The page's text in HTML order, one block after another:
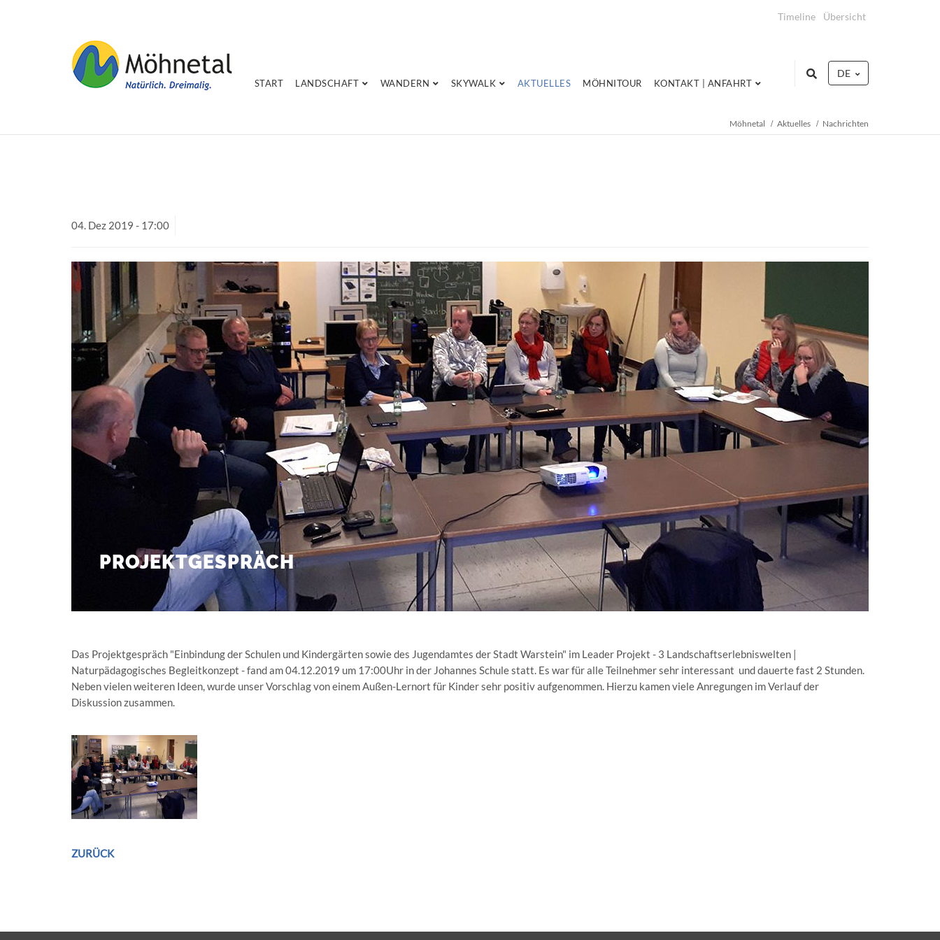
Timeline Übersicht
START LANDSCHAFT WANDERN SKYWALK AKTUELLES MÖHNITOUR KONTAKT | ANFAHRT
DE
Möhnetal Aktuelles Nachrichten
04. Dez 2019 - 17:00
PROJEKTGESPRÄCH
Das Projektgespräch "Einbindung der Schulen und Kindergärten sowie des Jugendamtes der Stadt Warstein" im Leader Projekt - 3 Landschaftserlebniswelten |
Naturpädagogisches Begleitkonzept - fand am 04.12.2019 um 17:00Uhr in der Johannes Schule statt. Es war für alle Teilnehmer sehr interessant und dauerte fast 2 Stunden.
Neben vielen weiteren Ideen, wurde unser Vorschlag von einem Außen-Lernort für Kinder sehr positiv aufgenommen. Hierzu kamen viele Anregungen im Verlauf der
Diskussion zusammen.
ZURÜCK